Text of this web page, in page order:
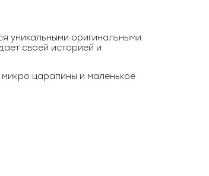
уникальными оригинальными
своей историей и
царапины и маленькое